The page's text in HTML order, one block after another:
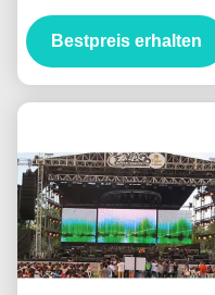
SMD2121 Indoor Led
Video Wand mit
1000cd/sqm
Bestpreis erhalten